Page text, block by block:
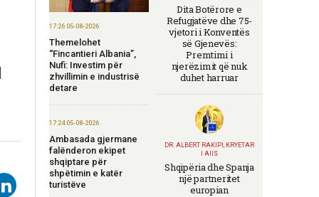
17:26 05-08-2026
Themelohet
“Fincantieri Albania”,
Nufi: Investim për
zhvillimin e industrisë
detare
17:24 05-08-2026
Ambasada gjermane
falënderon ekipet
shqiptare për
shpëtimin e katër
turistëve
Dita Botërore e
Refugjatëve dhe 75-
vjetori i Konventës
së Gjenevës:
Premtimi i
njerëzimit që nuk
duhet harruar
DR. ALBERT RAKIPI, KRYETAR
I AIIS
Shqipëria dhe Spanja
një partneritet
europian